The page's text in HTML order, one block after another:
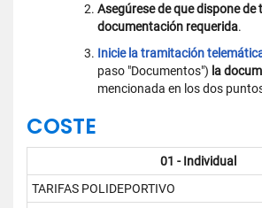
Asegúrese de que dispone de
documentación requerida.
Inicie la tramitación
paso "Documentos") la
mencionada en los dos
COSTE
01 - Individual
TARIFAS POLIDEPORTIVO